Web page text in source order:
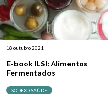
18 outubro 2021
E-book ILSI: Alimentos
Fermentados
SODEXO SAÚDE